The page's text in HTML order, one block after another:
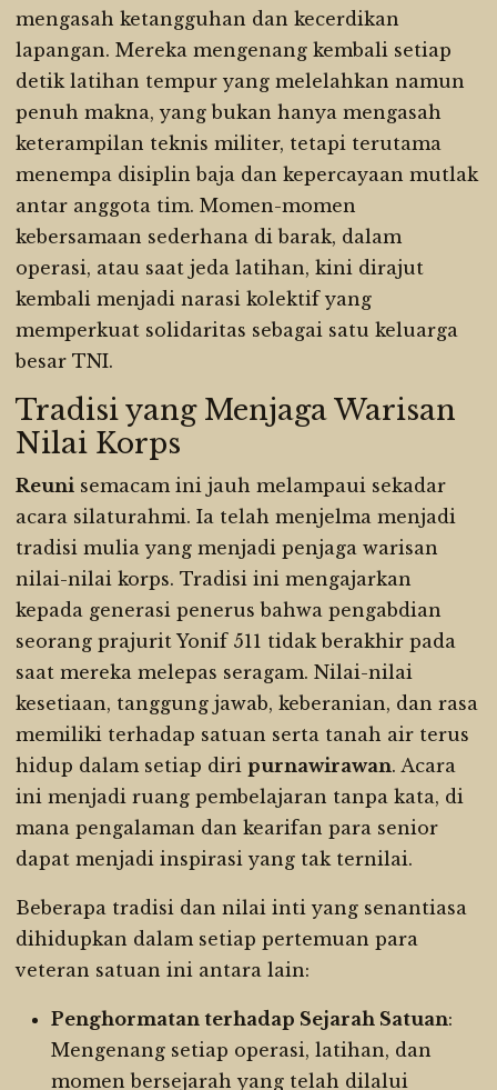
mengasah ketangguhan dan kecerdikan
lapangan. Mereka mengenang kembali setiap
detik latihan tempur yang melelahkan namun
penuh makna, yang bukan hanya mengasah
keterampilan teknis militer, tetapi terutama
menempa disiplin baja dan kepercayaan mutlak
antar anggota tim. Momen-momen
kebersamaan sederhana di barak, dalam
operasi, atau saat jeda latihan, kini dirajut
kembali menjadi narasi kolektif yang
memperkuat solidaritas sebagai satu keluarga
besar TNI.
Tradisi yang Menjaga Warisan
Nilai Korps
Reuni semacam ini jauh melampaui sekadar
acara silaturahmi. Ia telah menjelma menjadi
tradisi mulia yang menjadi penjaga warisan
nilai-nilai korps. Tradisi ini mengajarkan
kepada generasi penerus bahwa pengabdian
seorang prajurit Yonif 511 tidak berakhir pada
saat mereka melepas seragam. Nilai-nilai
kesetiaan, tanggung jawab, keberanian, dan rasa
memiliki terhadap satuan serta tanah air terus
hidup dalam setiap diri purnawirawan. Acara
ini menjadi ruang pembelajaran tanpa kata, di
mana pengalaman dan kearifan para senior
dapat menjadi inspirasi yang tak ternilai.
Beberapa tradisi dan nilai inti yang senantiasa
dihidupkan dalam setiap pertemuan para
veteran satuan ini antara lain:
Penghormatan terhadap Sejarah Satuan:
Mengenang setiap operasi, latihan, dan
momen bersejarah yang telah dilalui